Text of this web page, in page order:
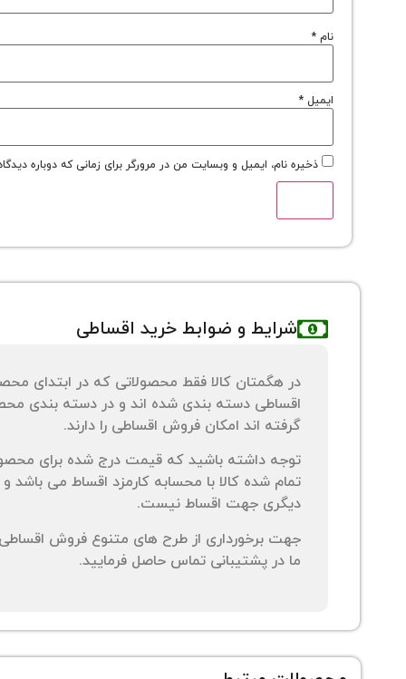
نام *
ایمیل *
ذخیره نام، ایمیل و وبسایت من در مرورگر برای زمانی که دوباره
شرایط و ضوابط خرید اقساطی
در هگمتان کالا فقط محصولاتی که در ابتدای
اقساطی دسته بندی شده اند و در دسته بندی
گرفته اند امکان فروش اقساطی را دارند.
توجه داشته باشید که قیمت درج شده برای
تمام شده کالا با محسابه کارمزد اقساط می باشد
دیگری جهت اقساط نیست.
جهت برخورداری از طرح های متنوع فروش اقساطی
ما در پشتیبانی تماس حاصل فرمایید.